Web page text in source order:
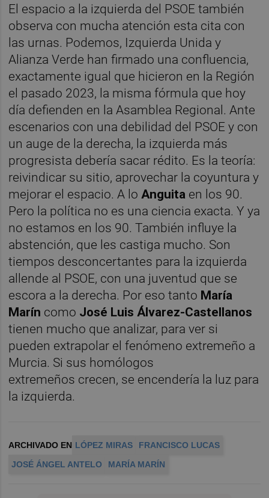
El espacio a la izquierda del PSOE también
observa con mucha atención esta cita con
las urnas. Podemos, Izquierda Unida y
Alianza Verde han firmado una confluencia,
exactamente igual que hicieron en la Región
el pasado 2023, la misma fórmula que hoy
día defienden en la Asamblea Regional. Ante
escenarios con una debilidad del PSOE y con
un auge de la derecha, la izquierda más
progresista debería sacar rédito. Es la teoría:
reivindicar su sitio, aprovechar la coyuntura y
mejorar el espacio. A lo Anguita en los 90.
Pero la política no es una ciencia exacta. Y ya
no estamos en los 90. También influye la
abstención, que les castiga mucho. Son
tiempos desconcertantes para la izquierda
allende al PSOE, con una juventud que se
escora a la derecha. Por eso tanto María
Marín como José Luis Álvarez-Castellanos
tienen mucho que analizar, para ver si
pueden extrapolar el fenómeno extremeño a
Murcia. Si sus homólogos
extremeños crecen, se encendería la luz para
la izquierda.
ARCHIVADO EN LÓPEZ MIRAS
FRANCISCO LUCAS
JOSÉ ÁNGEL ANTELO
MARÍA MARÍN